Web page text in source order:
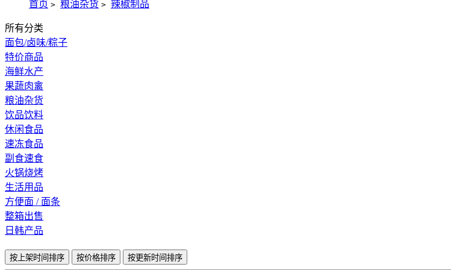
首页 > 粮油杂货 > 辣椒制品
所有分类
面包/卤味/粽子
特价商品
海鲜水产
果蔬肉禽
粮油杂货
饮品饮料
休闲食品
速冻食品
副食速食
火锅烧烤
生活用品
方便面 / 面条
整箱出售
日韩产品
按上架时间排序 按价格排序 按更新时间排序